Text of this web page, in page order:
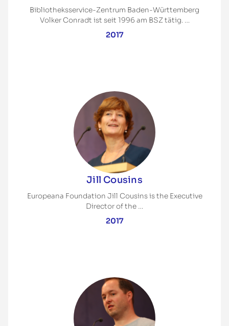
Bibliotheksservice-Zentrum Baden-Württemberg
Volker Conradt ist seit 1996 am BSZ tätig. …
2017
Jill Cousins
Europeana Foundation Jill Cousins is the Executive
Director of the …
2017